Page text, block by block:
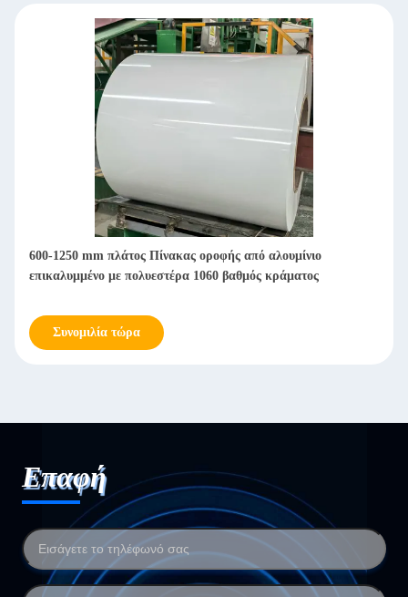
600-1250 mm πλάτος Πίνακας οροφής από αλουμίνιο
επικαλυμμένο με πολυεστέρα 1060 βαθμός κράματος
Συνομιλία τώρα
Επαφή